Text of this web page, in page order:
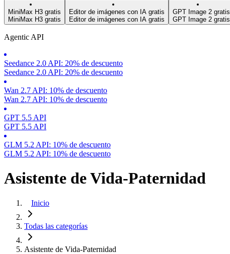
MiniMax H3 gratis
MiniMax H3 gratis
Editor de imágenes con IA gratis
Editor de imágenes con IA gratis
GPT Image 2 gratis
GPT Image 2 gratis
Agentic API
Seedance 2.0 API: 20% de descuento
Seedance 2.0 API: 20% de descuento
Wan 2.7 API: 10% de descuento
Wan 2.7 API: 10% de descuento
GPT 5.5 API
GPT 5.5 API
GLM 5.2 API: 10% de descuento
GLM 5.2 API: 10% de descuento
Asistente de Vida-Paternidad
Inicio
Todas las categorías
Asistente de Vida-Paternidad